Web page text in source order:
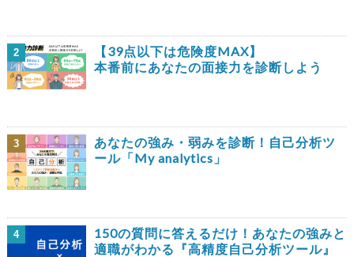
2
【39点以下は危険度MAX】
本番前にあなたの面接力を診断しよう
3
あなたの強み・弱みを診断！自己分析ツ
ール「My analytics」
4
150の質問に答えるだけ！あなたの強みと
適職がわかる『高精度自己分析ツール』